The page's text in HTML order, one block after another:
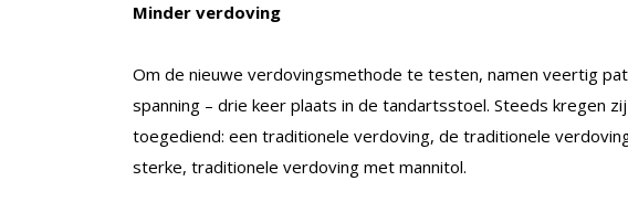
Minder verdoving
Om de nieuwe verdovingsmethode te testen, namen veertig
spanning – drie keer plaats in de tandartsstoel. Steeds kregen
toegediend: een traditionele verdoving, de traditionele
sterke, traditionele verdoving met mannitol.